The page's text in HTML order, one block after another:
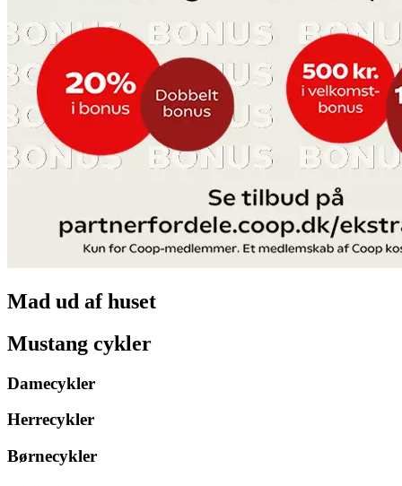
Mad ud af huset
Mustang cykler
Damecykler
Herrecykler
Børnecykler